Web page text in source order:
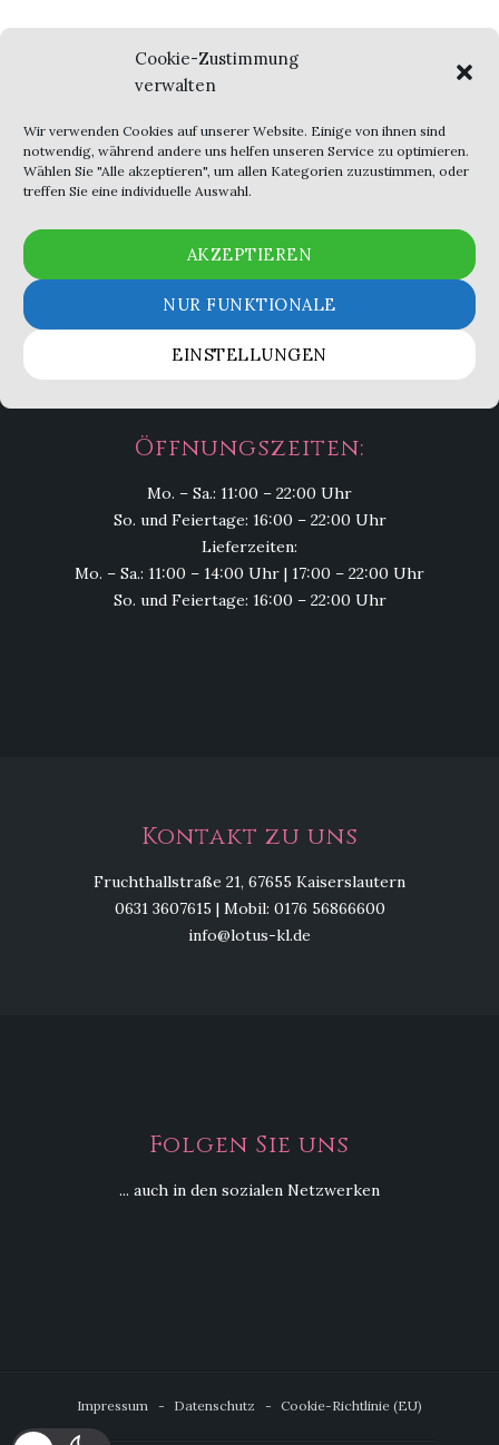
Cookie-Zustimmung
verwalten
Wir verwenden Cookies auf unserer Website. Einige von ihnen sind
notwendig, während andere uns helfen unseren Service zu optimieren.
Wählen Sie "Alle akzeptieren", um allen Kategorien zuzustimmen, oder
treffen Sie eine individuelle Auswahl.
AKZEPTIEREN
NUR FUNKTIONALE
EINSTELLUNGEN
O6: Ebi Tempura
Krabben, Avocado, Tobico/Prawn,
Avocado, Tobico
Öffnungszeiten:
Mo. – Sa.: 11:00 – 22:00 Uhr
So. und Feiertage: 16:00 – 22:00 Uhr
Lieferzeiten:
Mo. – Sa.: 11:00 – 14:00 Uhr | 17:00 – 22:00 Uhr
So. und Feiertage: 16:00 – 22:00 Uhr
Kontakt zu uns
Fruchthallstraße 21, 67655 Kaiserslautern
0631 3607615 | Mobil: 0176 56866600
info@lotus-kl.de
Folgen Sie uns
... auch in den sozialen Netzwerken
Impressum Datenschutz Cookie-Richtlinie (EU)